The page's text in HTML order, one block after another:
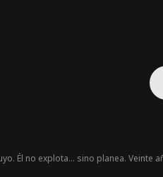
Él no explota... sino planea. Veinte